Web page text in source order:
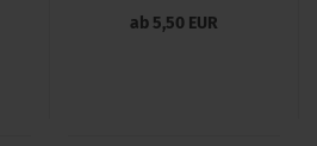
ab 5,50 EUR